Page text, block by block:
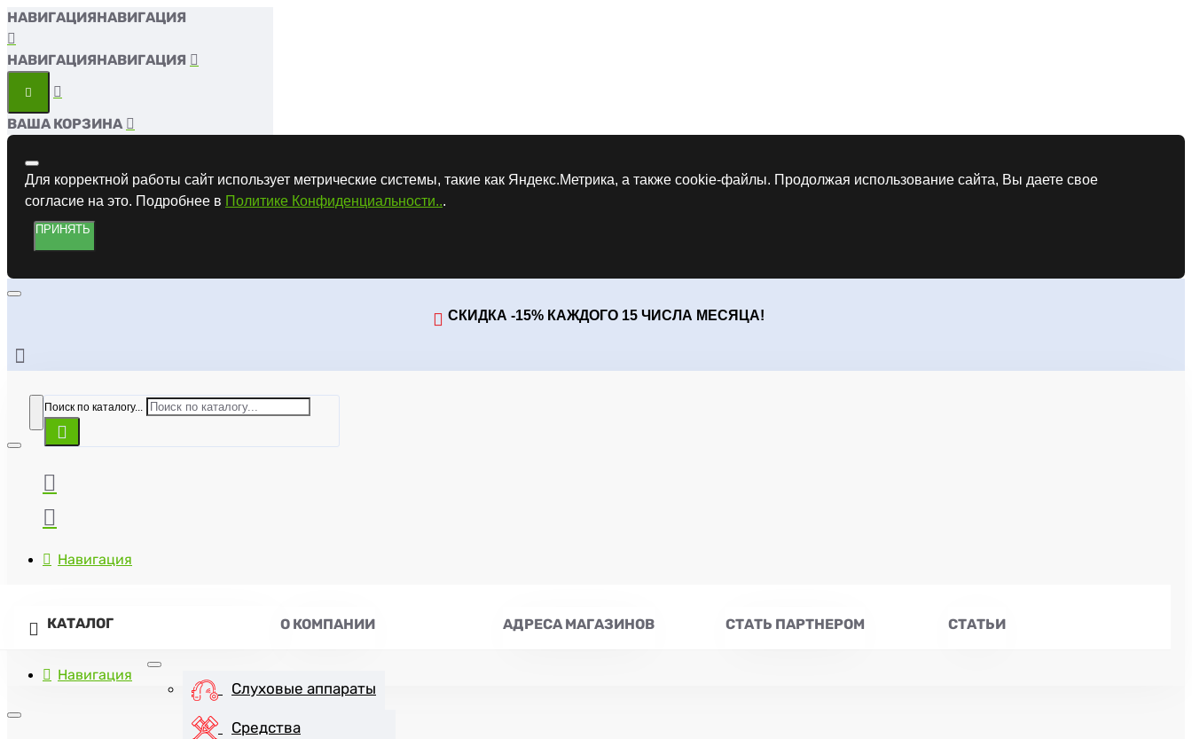
НАВИГАЦИЯ
НАВИГАЦИЯ
ВАША КОРЗИНА
Для корректной работы сайт использует метрические системы, такие как Яндекс.Метрика, а также cookie-файлы. Продолжая использование сайта, Вы даете свое
согласие на это. Подробнее в Политике Конфиденциальности...
ПРИНЯТЬ
СКИДКА -15% КАЖДОГО 15 ЧИСЛА МЕСЯЦА!
Поиск по каталогу...
Навигация
КАТАЛОГ
Слуховые аппараты
Средства
О КОМПАНИИ АДРЕСА МАГАЗИНОВ СТАТЬ ПАРТНЕРОМ СТАТЬИ
Навигация